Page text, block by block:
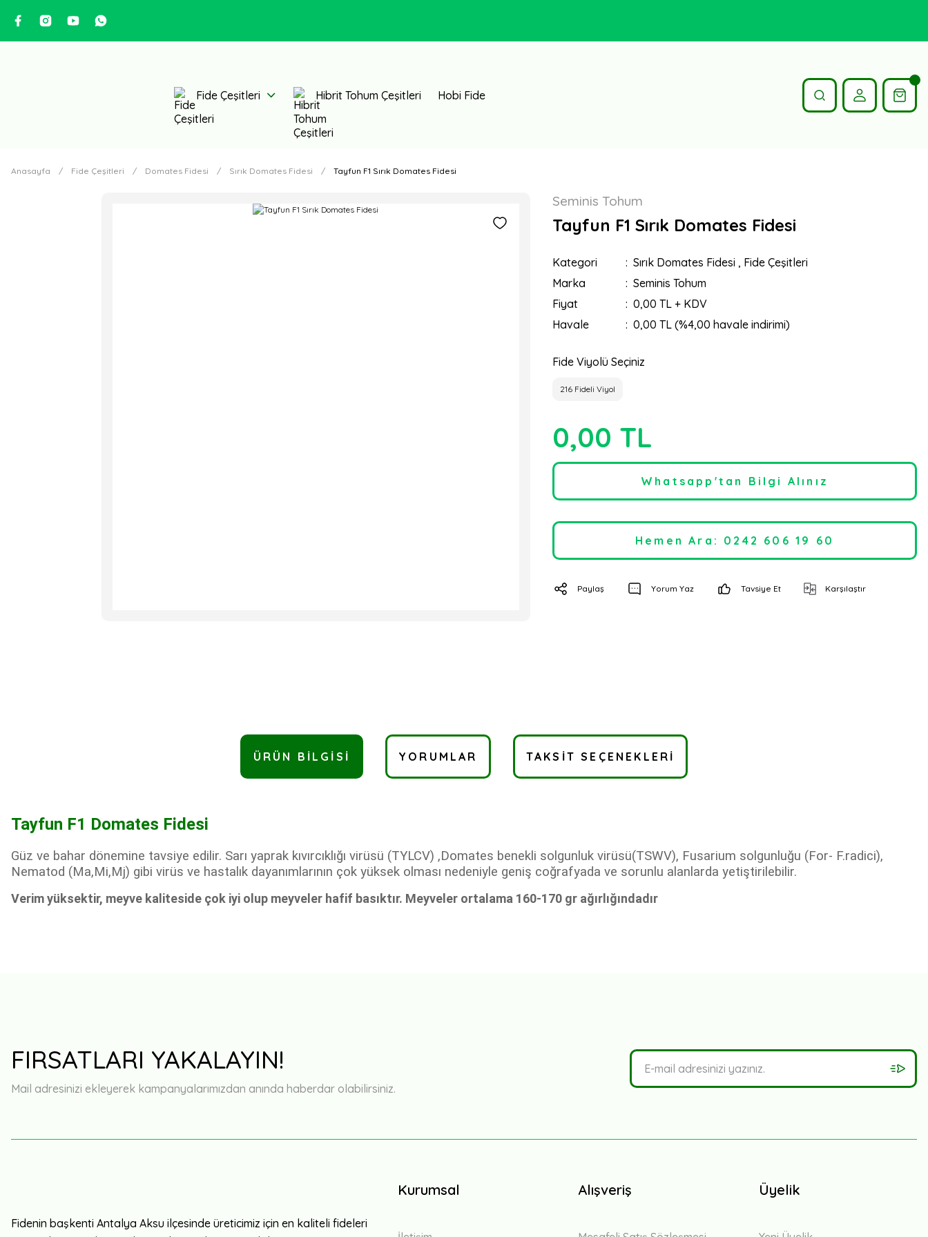
Fide Çeşitleri Hibrit Tohum Çeşitleri Hobi Fide
Anasayfa Fide Çeşitleri Domates Fidesi Sırık Domates Fidesi Tayfun F1 Sırık Domates Fidesi
Seminis Tohum
Tayfun F1 Sırık Domates Fidesi
Kategori Sırık Domates Fidesi , Fide Çeşitleri
Marka
Seminis Tohum
Fiyat
0,00 TL + KDV
Havale
0,00 TL (%4,00 havale indirimi)
Fide Viyolü Seçiniz
216 Fideli Viyol
0,00 TL
Whatsapp'tan Bilgi Alınız
Hemen Ara: 0242 606 19 60
Paylaş Yorum Yaz Tavsiye Et Karşılaştır
ÜRÜN BILGISI YORUMLAR TAKSIT SEÇENEKLERI
Tayfun F1 Domates Fidesi
Güz ve bahar dönemine tavsiye edilir. Sarı yaprak kıvırcıklığı virüsü (TYLCV) ,Domates benekli solgunluk virüsü(TSWV), Fusarium solgunluğu (For- F.radici),
Nematod (Ma,Mi,Mj) gibi virüs ve hastalık dayanımlarının çok yüksek olması nedeniyle geniş coğrafyada ve sorunlu alanlarda yetiştirilebilir.
Verim yüksektir, meyve kaliteside çok iyi olup meyveler hafif basıktır. Meyveler ortalama 160-170 gr ağırlığındadır
FIRSATLARI YAKALAYIN!
Mail adresinizi ekleyerek kampanyalarımızdan anında haberdar olabilirsiniz.
Fidenin başkenti Antalya Aksu ilçesinde üreticimiz için en kaliteli fideleri
Kurumsal Alışveriş Üyelik